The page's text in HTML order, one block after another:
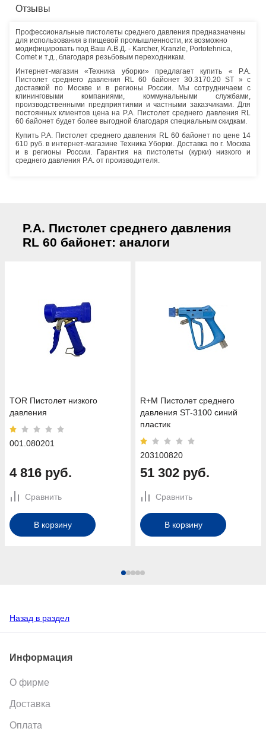
Отзывы
Профессиональные пистолеты среднего давления предназначены
для использования в пищевой промышленности, их возможно
модифицировать под Ваш А.В.Д. - Karcher, Kranzle, Portotehnica,
Comet и т.д., благодаря резьбовым переходникам.
Интернет-магазин «Техника уборки» предлагает купить « P.A.
Пистолет среднего давления RL 60 байонет 30.3170.20 ST » с
доставкой по Москве и в регионы России. Мы сотрудничаем с
клининговыми компаниями, коммунальными службами,
производственными предприятиями и частными заказчиками. Для
постоянных клиентов цена на P.A. Пистолет среднего давления RL
60 байонет будет более выгодной благодаря специальным скидкам.
Купить P.A. Пистолет среднего давления RL 60 байонет по цене 14
610 руб. в интернет-магазине Техника Уборки. Доставка по г. Москва
и в регионы России. Гарантия на пистолеты (курки) низкого и
среднего давления P.A. от производителя.
P.A. Пистолет среднего давления
RL 60 байонет: аналоги
TOR Пистолет низкого
давления
001.080201
4 816 руб.
Сравнить
В корзину
R+M Пистолет среднего
давления ST-3100 синий
пластик
203100820
51 302 руб.
Сравнить
В корзину
Назад в раздел
Информация
О фирме
Доставка
Оплата